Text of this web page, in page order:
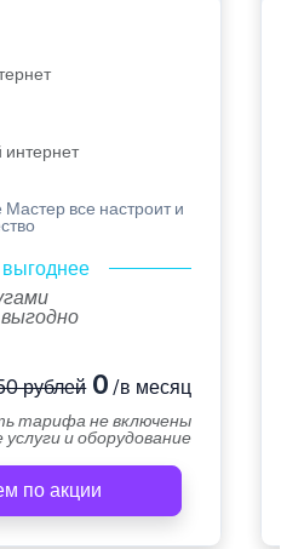
интернет
Мастер все настроит и
рублей0 /в месяц
тарифа не включены
и оборудование
по акции